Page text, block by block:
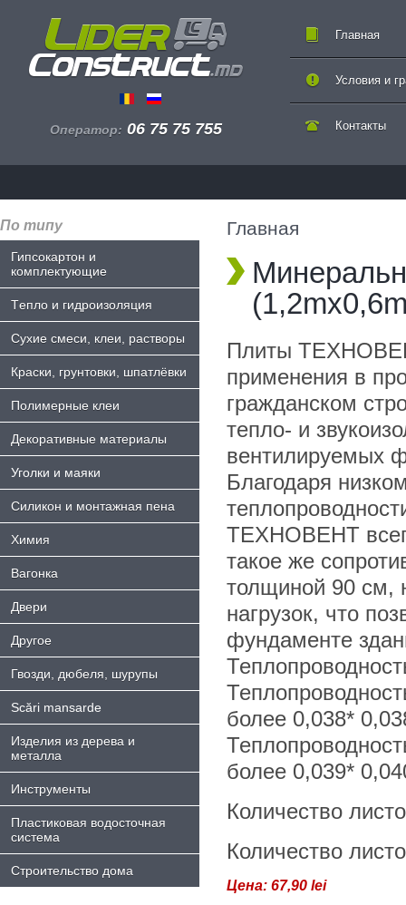
Оператор: 06 75 75 755
Главная
Контакты
Условия и
По типу
Гипсокартон и
комплектующие
Tепло и гидроизоляция
Сухие смеси, клеи, растворы
Краски, грунтовки, шпатлёвки
Полимерные клеи
Декоративные материалы
Уголки и маяки
Силикон и монтажная пена
Химия
Bагонка
Двери
Другое
Гвозди, дюбеля, шурупы
Scări mansarde
Изделия из дерева и
металла
Инструменты
Пластиковая водосточная
система
Строительство дома
Главная
Плиты
применения в
гражданском
тепло- и
вентилируемых
Благодаря
ТЕХНОВЕНТ
такое же
толщиной 90 см,
нагрузок, что
фундаменте
более 0,038*
более 0,039*
Количество
Количество
Цена: 67,90 lei